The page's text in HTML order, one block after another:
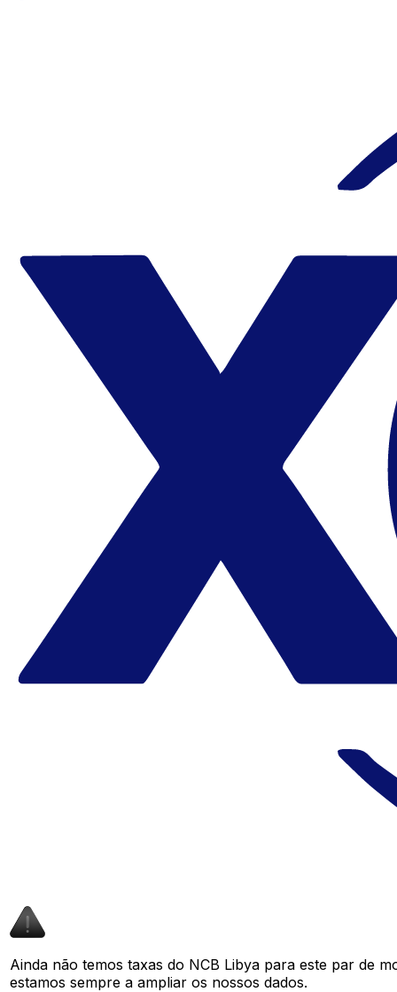
Ainda não temos taxas do NCB Libya para este par de
estamos sempre a ampliar os nossos dados.